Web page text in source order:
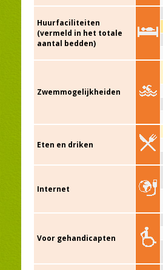
Huurfaciliteiten
(vermeld in het totale
aantal bedden)
Zwemmogelijkheiden
Eten en driken
Internet
Voor gehandicapten